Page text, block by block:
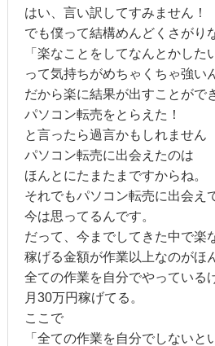
はい、言い訳してすみません！
でも僕って結構めんどくさがり
「楽なことをしてなんとかした
って気持ちがめちゃくちゃ強い
だから楽に結果が出すことがで
パソコン転売をとらえた！
と言ったら過言かもしれません
パソコン転売に出会えたのは
ほんとにたまたまですからね。
それでもパソコン転売に出会え
今は思ってるんです。
だって、今までしてきた中で楽
稼げる金額が作業以上なのがほ
全ての作業を自分でやっている
月30万円稼げてる。
ここで
「全ての作業を自分でしないと